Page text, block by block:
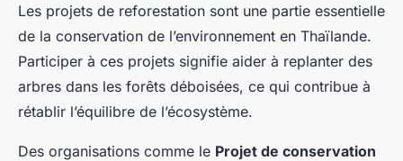
Les projets de reforestation sont une partie essentielle
de la conservation de l’environnement en Thaïlande.
Participer à ces projets signifie aider à replanter des
arbres dans les forêts déboisées, ce qui contribue à
rétablir l’équilibre de l’écosystème.
Des organisations comme le Projet de conservation